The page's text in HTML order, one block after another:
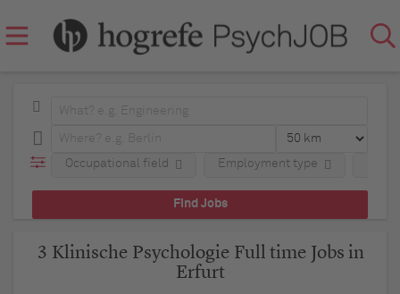
Occupational field Employment type
3 Klinische Psychologie Full time Jobs in
Erfurt